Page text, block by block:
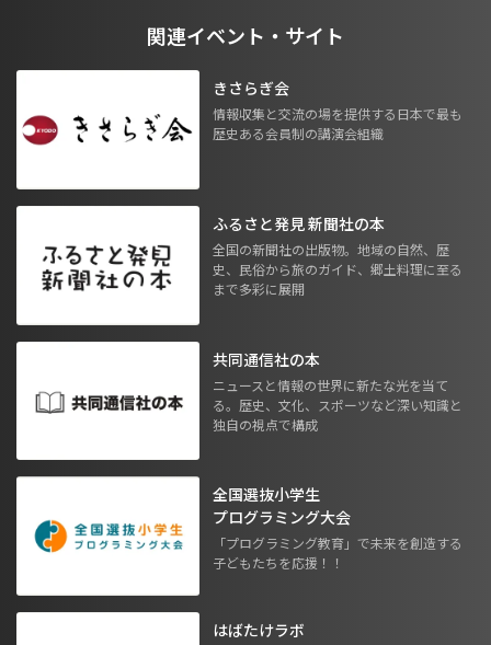
関連イベント・サイト
きさらぎ会
情報収集と交流の場を提供する日本で最も
歴史ある会員制の講演会組織
ふるさと発見 新聞社の本
全国の新聞社の出版物。地域の自然、歴
史、民俗から旅のガイド、郷土料理に至る
まで多彩に展開
共同通信社の本
ニュースと情報の世界に新たな光を当て
る。歴史、文化、スポーツなど深い知識と
独自の視点で構成
全国選抜小学生
プログラミング大会
「プログラミング教育」で未来を創造する
子どもたちを応援！！
はばたけラボ